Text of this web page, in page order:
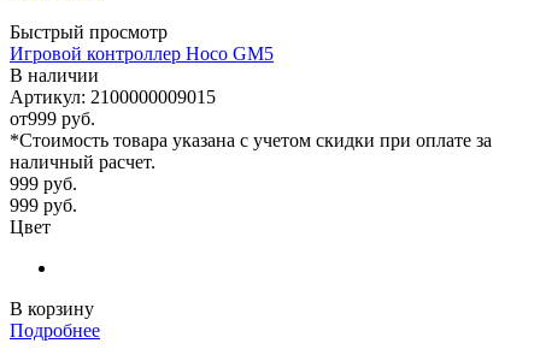
Быстрый просмотр
Игровой контроллер Hoco GM5
В наличии
Артикул: 2100000009015
от999 руб.
*Стоимость товара указана с учетом скидки при оплате за
наличный расчет.
999 руб.
999 руб.
Цвет
В корзину
Подробнее